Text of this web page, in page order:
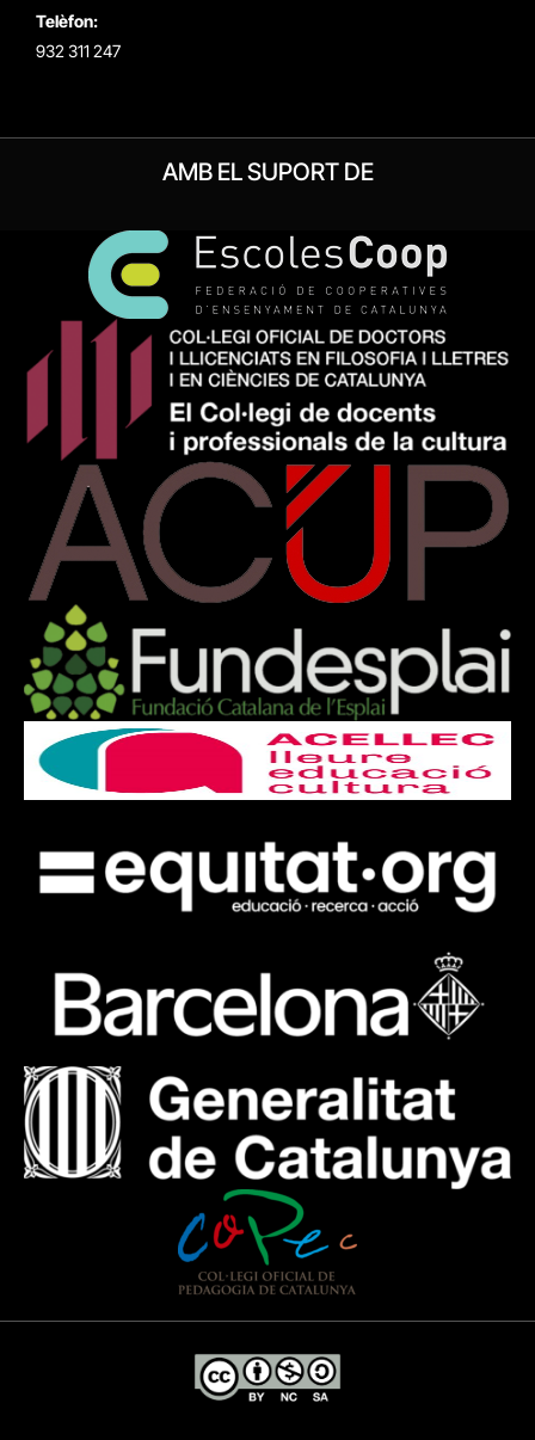
Telèfon:
932 311 247
AMB EL SUPORT DE